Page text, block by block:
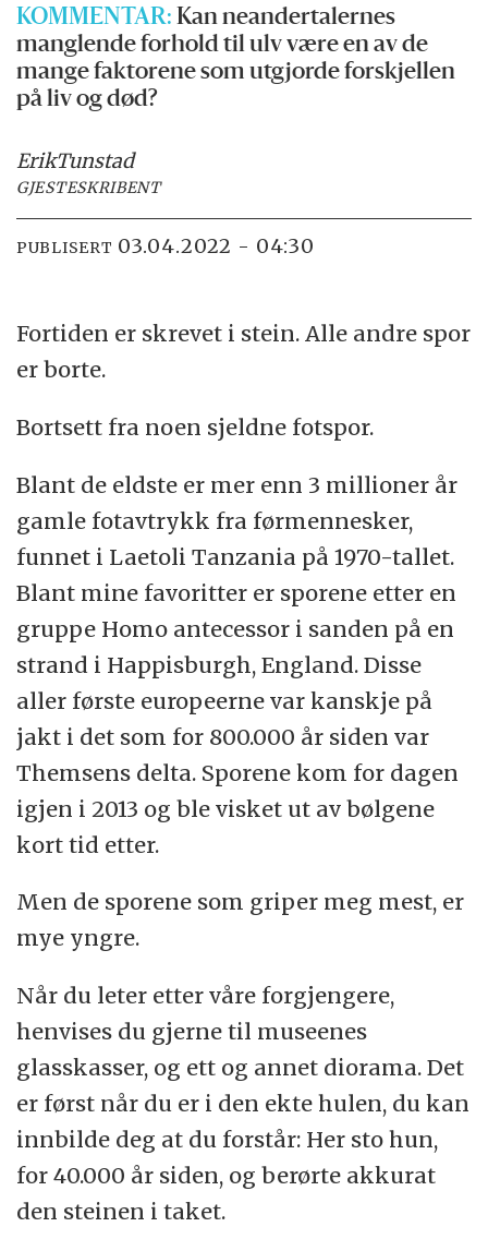
KOMMENTAR:Kan neandertalernes
manglende forhold til ulv være en av de
mange faktorene som utgjorde forskjellen
på liv og død?
ErikTunstad
GJESTESKRIBENT
PUBLISERT 03.04.2022 - 04:30
Fortiden er skrevet i stein. Alle andre spor
er borte.
Bortsett fra noen sjeldne fotspor.
Blant de eldste er mer enn 3 millioner år
gamle fotavtrykk fra førmennesker,
funnet i Laetoli Tanzania på 1970-tallet.
Blant mine favoritter er sporene etter en
gruppe Homo antecessor i sanden på en
strand i Happisburgh, England. Disse
aller første europeerne var kanskje på
jakt i det som for 800.000 år siden var
Themsens delta. Sporene kom for dagen
igjen i 2013 og ble visket ut av bølgene
kort tid etter.
Men de sporene som griper meg mest, er
mye yngre.
Når du leter etter våre forgjengere,
henvises du gjerne til museenes
glasskasser, og ett og annet diorama. Det
er først når du er i den ekte hulen, du kan
innbilde deg at du forstår: Her sto hun,
for 40.000 år siden, og berørte akkurat
den steinen i taket.